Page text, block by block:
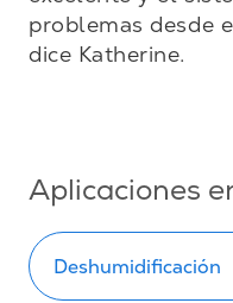
problemas desde
dice Katherine.
Aplicaciones
Deshumidificación